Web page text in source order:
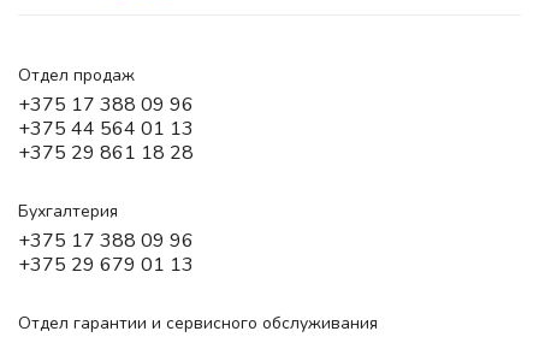
Отдел продаж
+375 17 388 09 96
+375 44 564 01 13
+375 29 861 18 28
Бухгалтерия
+375 17 388 09 96
+375 29 679 01 13
Отдел гарантии и сервисного обслуживания